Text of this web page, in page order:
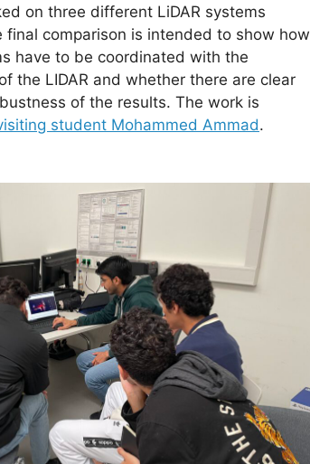
on three different LiDAR systems
final comparison is intended to show how
have to be coordinated with the
the LIDAR and whether there are clear
of the results. The work is
student Mohammed Ammad.